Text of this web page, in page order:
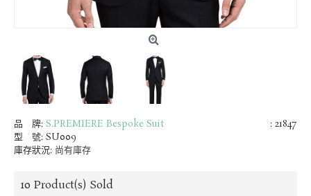
: 21847
品 牌: S.PREMIERE Bespoke Suit
型 號: SU009
庫存狀況: 尚有庫存
10 Product(s) Sold